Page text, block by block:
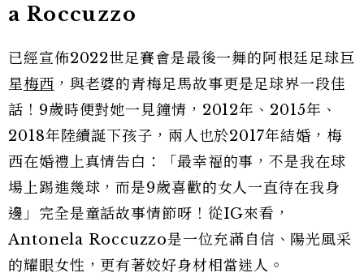
a Roccuzzo
已經宣佈2022世足賽會是最後一舞的阿根廷足球巨
星梅西 ，與老婆的青梅足馬故事更是足球界一段佳
話！9歲時便對她一見鐘情，2012年、2015年、
2018年陸續誕下孩子，兩人也於2017年結婚，梅
西在婚禮上真情告白：「最幸福的事，不是我在球
場上踢進幾球，而是9歲喜歡的女人一直待在我身
邊」完全是童話故事情節呀！從IG來看，
Antonela Roccuzzo是一位充滿自信、陽光風采
的耀眼女性，更有著姣好身材相當迷人。